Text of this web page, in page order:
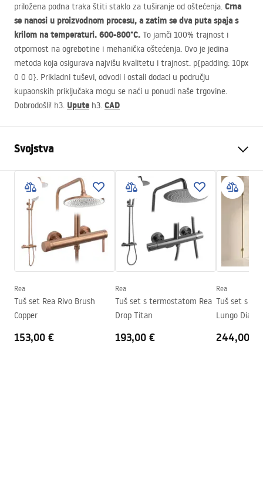
priložena podna traka štiti staklo za tuširanje od oštećenja. Crna
se nanosi u proizvodnom procesu, a zatim se dva puta spaja s
krilom na temperaturi. 600-800°C. To jamči 100% trajnost i
otpornost na ogrebotine i mehanička oštećenja. Ovo je jedina
metoda koja osigurava najvišu kvalitetu i trajnost. p{padding: 10px
0 0 0}. Prikladni tuševi, odvodi i ostali dodaci u području
kupaonskih priključaka mogu se naći u ponudi naše trgovine.
Dobrodošli! h3. Upute h3. CAD
Svojstva
Dimenzije (vrata x fiksna
stijenka)
70
Boja
Black
Tip kabine
Walk-in
Boja stakla
Transparent 8mm
Seria
Bler
Smjer kabine
Jamstvo
24 mjeseca
Rea
Tuš set Rea Rivo Brush
Copper
153,00 €
Rea
Tuš set s termostatom Rea
Drop Titan
193,00 €
Rea
Tuš set s
Lungo
244,00 €